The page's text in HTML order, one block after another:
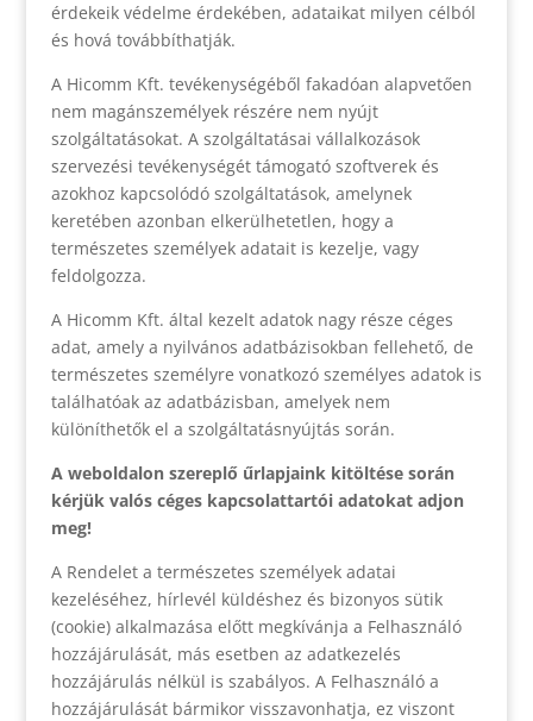
érdekeik védelme érdekében, adataikat milyen célból
és hová továbbíthatják.
A Hicomm Kft. tevékenységéből fakadóan alapvetően
nem magánszemélyek részére nem nyújt
szolgáltatásokat. A szolgáltatásai vállalkozások
szervezési tevékenységét támogató szoftverek és
azokhoz kapcsolódó szolgáltatások, amelynek
keretében azonban elkerülhetetlen, hogy a
természetes személyek adatait is kezelje, vagy
feldolgozza.
A Hicomm Kft. által kezelt adatok nagy része céges
adat, amely a nyilvános adatbázisokban fellehető, de
természetes személyre vonatkozó személyes adatok is
találhatóak az adatbázisban, amelyek nem
különíthetők el a szolgáltatásnyújtás során.
A weboldalon szereplő űrlapjaink kitöltése során
kérjük valós céges kapcsolattartói adatokat adjon
meg!
A Rendelet a természetes személyek adatai
kezeléséhez, hírlevél küldéshez és bizonyos sütik
(cookie) alkalmazása előtt megkívánja a Felhasználó
hozzájárulását, más esetben az adatkezelés
hozzájárulás nélkül is szabályos. A Felhasználó a
hozzájárulását bármikor visszavonhatja, ez viszont